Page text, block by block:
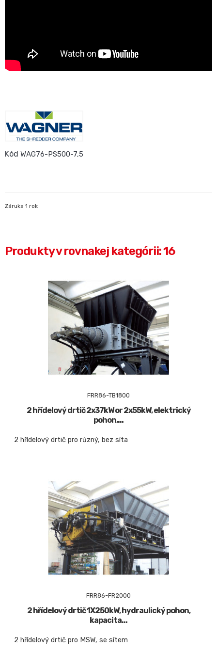
Kód WAG76-PS500-7,5
Záruka 1 rok
Produkty v rovnakej kategórii: 16
FRR86-TB1800
2 hřídelový drtič 2x37kW or 2x55kW, elektrický
pohon,...
2 hřídelový drtič pro různý, bez síta
FRR86-FR2000
2 hřídelový drtič 1X250kW, hydraulický pohon,
kapacita...
2 hřídelový drtič pro MSW, se sítem